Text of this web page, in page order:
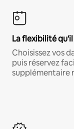
La flexibilité
Choisissez vos
puis réservez
supplémentaire